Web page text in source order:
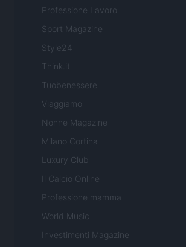
Professione Lavoro
Sport Magazine
Style24
Think.it
Tuobenessere
Viaggiamo
Nonne Magazine
Milano Cortina
Luxury Club
Il Calcio Online
Professione mamma
World Music
Investimenti Magazine